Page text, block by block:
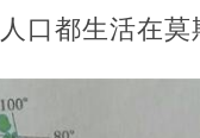
口都生活在莫